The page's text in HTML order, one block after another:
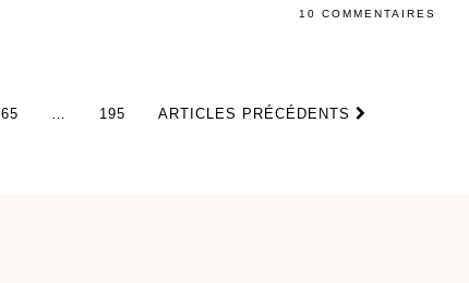
10 COMMENTAIRES
195 ARTICLES PRÉCÉDENTS